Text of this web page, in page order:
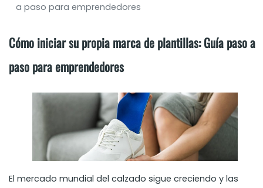
a paso para emprendedores
Cómo iniciar su propia marca de plantillas: Guía paso a
paso para emprendedores
El mercado mundial del calzado sigue creciendo y las